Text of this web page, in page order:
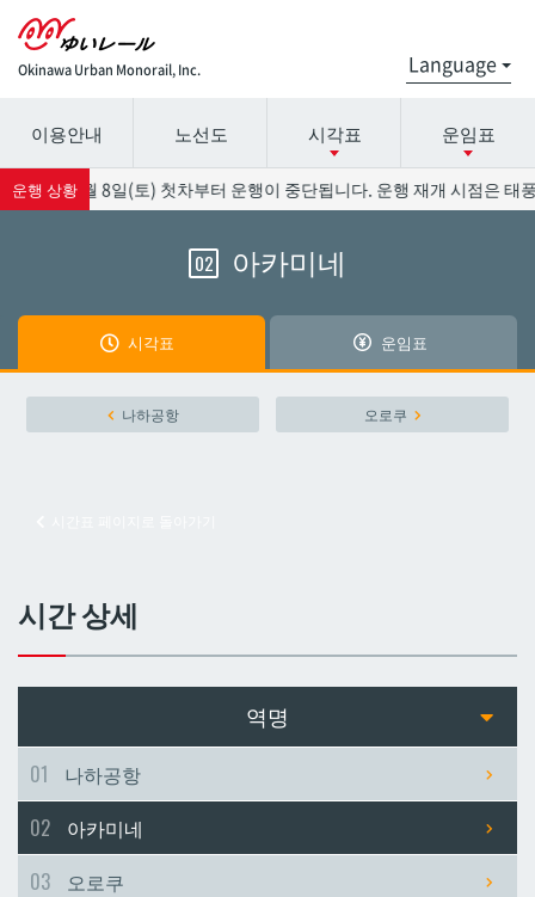
Okinawa Urban Monorail, Inc.
시간표 세부 정보의 방송국 이름을 선택하십시오.
나하공항
요금표에 대한 자세한 내용은 역 이름을 선택하십시오.
나하공항
이용안내 노선도 시각표 운임표
운행 상황
으로 8월 8일(토) 첫차부터 운행이 중단됩니다. 운행 재개 시점은 태
02 아카미네
시각표 운임표
나하공항 오로쿠
시간 상세
역명
01
나하공항
02
아카미네
03
오로쿠